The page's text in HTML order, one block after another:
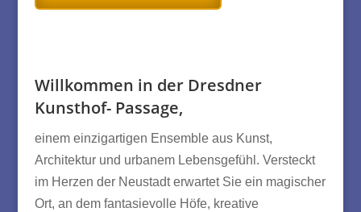
Willkommen in der Dresdner
Kunsthof- Passage,
einem einzigartigen Ensemble aus Kunst,
Architektur und urbanem Lebensgefühl. Versteckt
im Herzen der Neustadt erwartet Sie ein magischer
Ort, an dem fantasievolle Höfe, kreative